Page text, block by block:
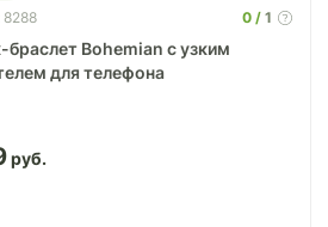
8288 0 1
браслет Bohemian c узким
для телефона